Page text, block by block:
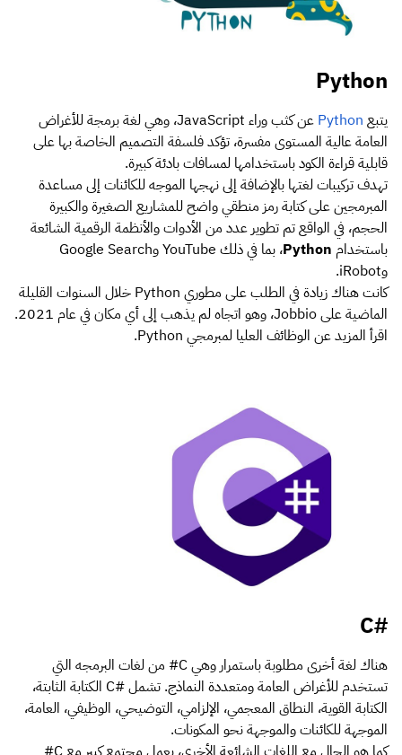
Python
يتبع Python
عن كثب وراء JavaScript، وهي لغة برمجة للأغراض
العامة عالية المستوى مفسرة، تؤكد فلسفة التصميم الخاصة بها على
قابلية قراءة الكود باستخدامها لمسافات بادئة كبيرة.
تهدف تركيبات لغتها بالإضافة إلى نهجها الموجه للكائنات إلى مساعدة
المبرمجين على كتابة رمز منطقي واضح للمشاريع الصغيرة والكبيرة
الحجم، في الواقع تم تطوير عدد من الأدوات والأنظمة الرقمية الشائعة
باستخدام Python
، بما في ذلك YouTube وGoogle Search
وiRobot.
كانت هناك زيادة في الطلب على مطوري Python خلال السنوات القليلة
الماضية على Jobbio، وهو اتجاه لم يذهب إلى أي مكان في عام 2021.
اقرأ المزيد عن الوظائف العليا لمبرمجي Python.
#C
هناك لغة أخرى مطلوبة باستمرار وهي C# من لغات البرمجه التي
تستخدم للأغراض العامة ومتعددة النماذج. تشمل #C الكتابة الثابتة،
الكتابة القوية، النطاق المعجمي، الإلزامي، التوضيحي، الوظيفي، العامة،
الموجهة للكائنات والموجهة نحو المكونات.